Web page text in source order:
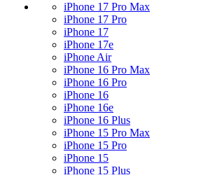
iPhone 17 Pro Max
iPhone 17 Pro
iPhone 17
iPhone 17e
iPhone Air
iPhone 16 Pro Max
iPhone 16 Pro
iPhone 16
iPhone 16e
iPhone 16 Plus
iPhone 15 Pro Max
iPhone 15 Pro
iPhone 15
iPhone 15 Plus